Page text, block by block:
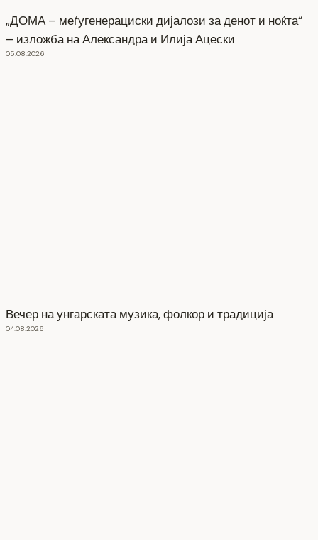
„ДОМА – меѓугенерациски дијалози за денот и ноќта“
– изложба на Александра и Илија Ацески
05.08.2026
Вечер на унгарската музика, фолкор и традиција
04.08.2026